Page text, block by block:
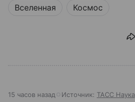
Вселенная Космос
15 часов назад Источник: ТАСС Наука